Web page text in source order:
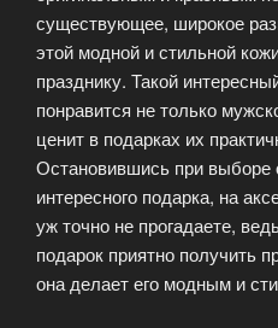
существующее, широкое
этой модной и стильной
празднику. Такой
понравится не только
ценит в подарках их
Остановившись при выборе
интересного подарка, на
уж точно не прогадаете,
подарок приятно получить
она делает его модным и